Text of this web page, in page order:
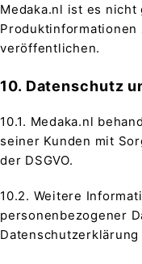
Medaka.nl ist es
veröffentlichen.
10. Datenschutz
10.1. Medaka.nl
seiner Kunden mit
der DSGVO.
10.2. Weitere
personenbezogener